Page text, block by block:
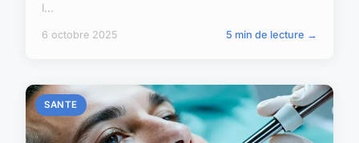
l...
6 octobre 2025 5 min de lecture →
SANTE